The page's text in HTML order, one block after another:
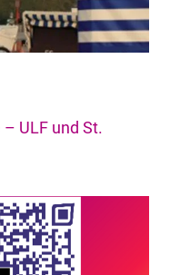
ULF und St.